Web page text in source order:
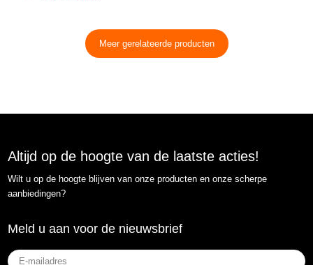
Meer gerelateerde producten
Altijd op de hoogte van de laatste acties!
Wilt u op de hoogte blijven van onze producten en onze scherpe
aanbiedingen?
Meld u aan voor de nieuwsbrief
E-